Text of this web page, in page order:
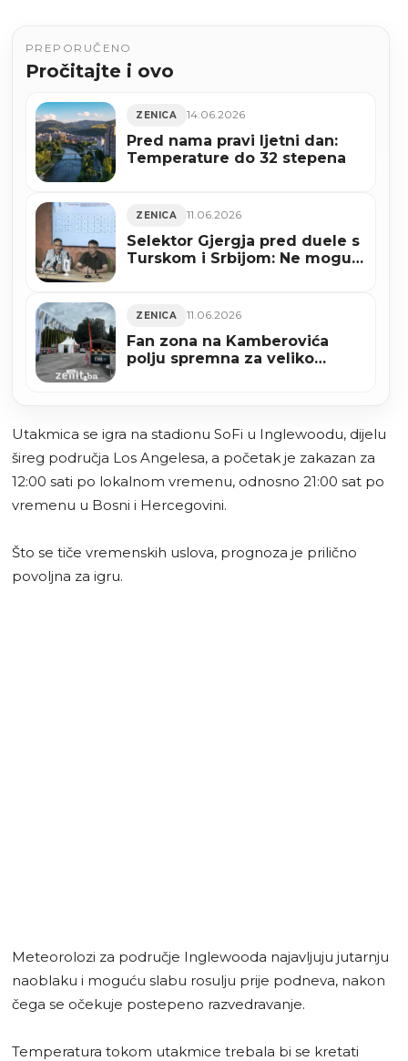
PREPORUČENO
Pročitajte i ovo
ZENICA 14.06.2026
Pred nama pravi ljetni dan:
Temperature do 32 stepena
ZENICA 11.06.2026
Selektor Gjergja pred duele s
Turskom i Srbijom: Ne mogu
ZENICA 11.06.2026
Fan zona na Kamberovića
polju spremna za veliko
Utakmica se igra na stadionu SoFi u Inglewoodu, dijelu
šireg područja Los Angelesa, a početak je zakazan za
12:00 sati po lokalnom vremenu, odnosno 21:00 sat po
vremenu u Bosni i Hercegovini.
Što se tiče vremenskih uslova, prognoza je prilično
povoljna za igru.
Meteorolozi za područje Inglewooda najavljuju jutarnju
naoblaku i moguću slabu rosulju prije podneva, nakon
čega se očekuje postepeno razvedravanje.
Temperatura tokom utakmice trebala bi se kretati